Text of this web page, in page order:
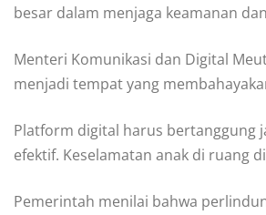
besar dalam menjaga keamanan
Menteri Komunikasi dan Digital
menjadi tempat yang
Platform digital harus
efektif. Keselamatan anak di ruang
Pemerintah menilai bahwa